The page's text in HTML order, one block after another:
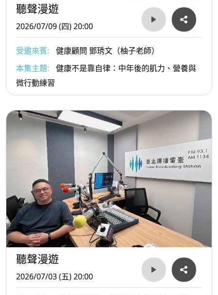
聽聲漫遊
2026/07/09 (四) 20:00
受邀來賓:
健康顧問 鄧琇文（柚子老師）
本集主題:
健康不是靠自律：中年後的肌力、營養與
微行動練習
聽聲漫遊
2026/07/03 (五) 20:00